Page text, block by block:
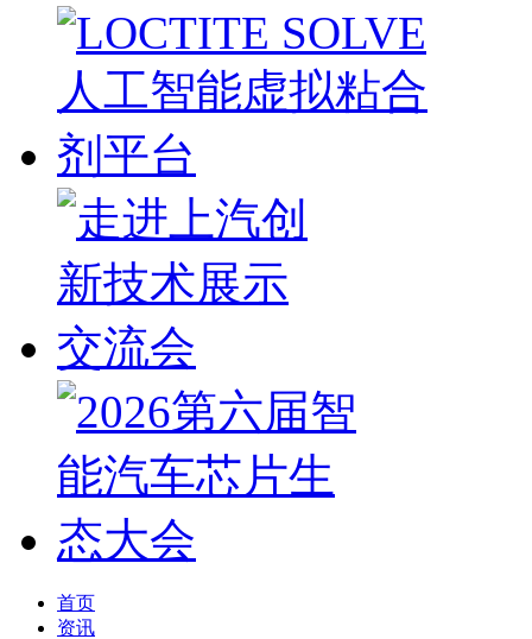
首页
资讯